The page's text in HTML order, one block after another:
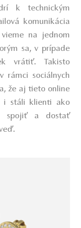
k technickým
komunikácia
na jednom
sa, v prípade
vrátiť. Takisto
rámci sociálnych
že aj tieto online
i stáli klienti ako
spojiť a dostať